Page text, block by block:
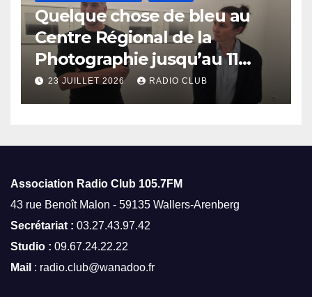
Quelque chose de bleu au
Centre Régional de la
Photographie jusqu’au 11
octobre
23 JUILLET 2026 RADIO CLUB
Association Radio Club 105.7FM
43 rue Benoît Malon - 59135 Wallers-Arenberg
Secrétariat : 03.27.43.97.42
Studio : 09.67.24.22.22
Mail : radio.club@wanadoo.fr